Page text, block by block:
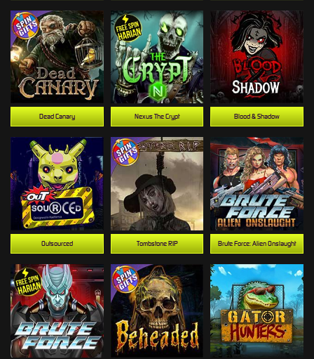
Blood & Shadow
Outsourced Brute Force: Alien Onslaught
Nexus The Crypt
Tombstone RIP
Dead Canary